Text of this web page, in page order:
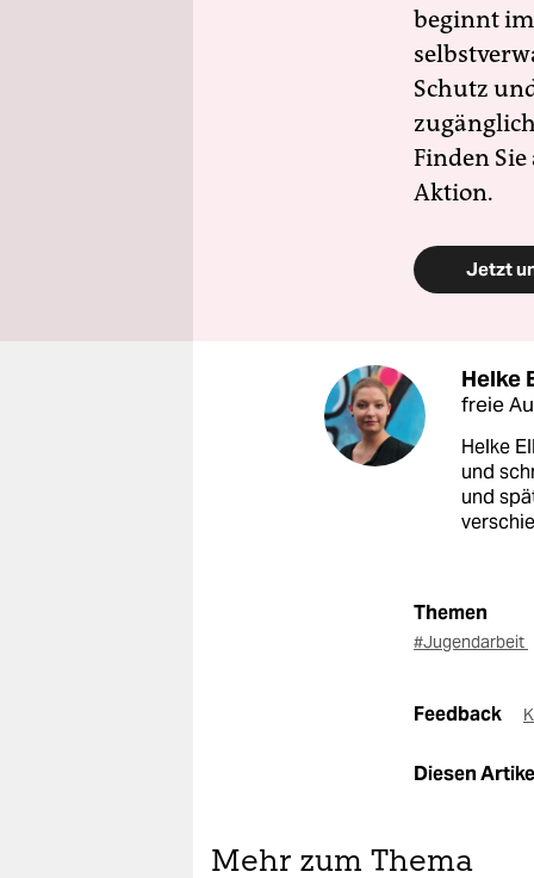
beginnt
Schutz
Finden
Aktion.
Jetzt
Helke
freie
Helke
und
und
Themen
#Jugendarbeit
Feedback
Diesen
Mehr zum Thema